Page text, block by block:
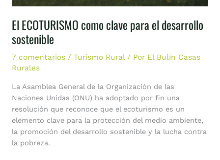
El ECOTURISMO como clave para el desarrollo
sostenible
7 comentarios / Turismo Rural/ Por El Bulín Casas
Rurales
La Asamblea General de la Organización de las
Naciones Unidas (ONU) ha adoptado por fin una
resolución que reconoce que el ecoturismo es un
elemento clave para la protección del medio ambiente,
la promoción del desarrollo sostenible y la lucha contra
la pobreza.
sostenible